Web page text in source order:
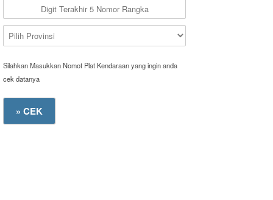
Silahkan Masukkan Nomot Plat Kendaraan yang ingin anda
cek datanya